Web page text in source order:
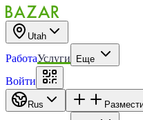
Utah
РаботаУслуги Еще
Войти
Rus